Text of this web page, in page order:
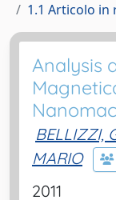
1.1 Articolo in
Analysis
BELLIZZI,
MARIO
2011